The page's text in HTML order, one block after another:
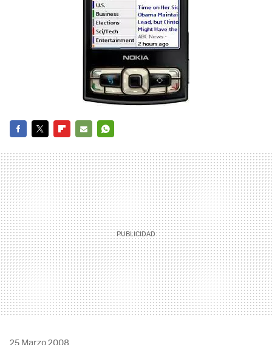
MAIL
25 Marzo 2008